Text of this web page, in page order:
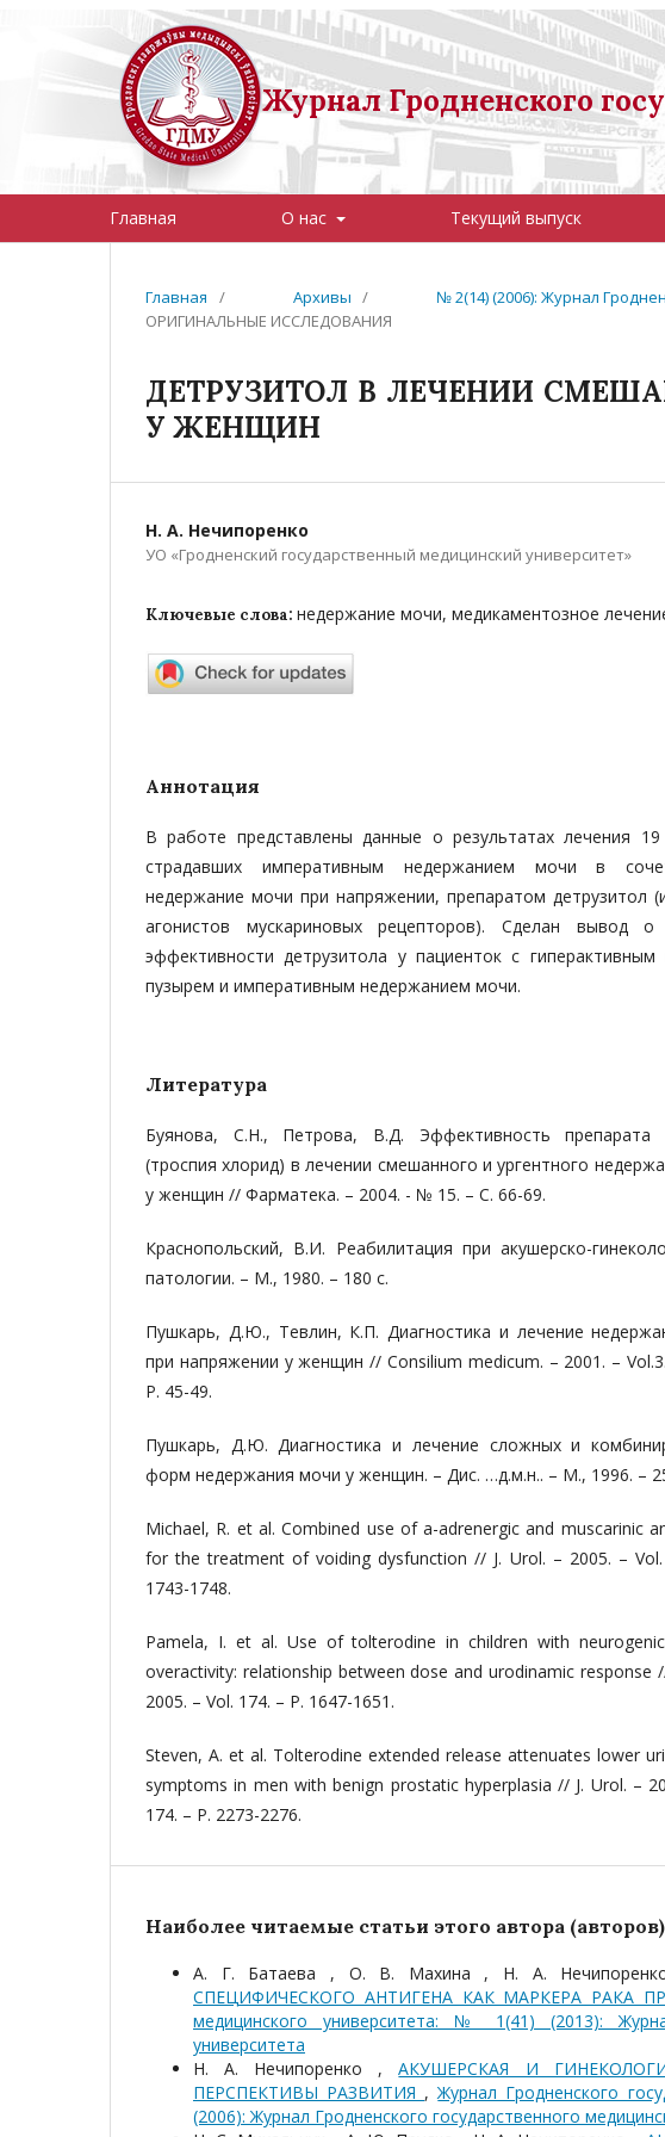
Журнал Гродненского
Главная О нас Текущий выпуск
Главная / Архивы / № 2(14) (2006): Журнал
ОРИГИНАЛЬНЫЕ ИССЛЕДОВАНИЯ
ДЕТРУЗИТОЛ В ЛЕЧЕНИИ
У ЖЕНЩИН
Н. А. Нечипоренко
УО «Гродненский государственный медицинский университет»
Ключевые слова: недержание мочи, медикаментозное
Аннотация
В работе представлены данные о результатах лечения
страдавших императивным недержанием мочи в
недержание мочи при напряжении, препаратом детрузитол
агонистов мускариновых рецепторов). Сделан вывод о
эффективности детрузитола у пациенток с
пузырем и императивным недержанием мочи.
Литература
Буянова, С.Н., Петрова, В.Д. Эффективность препарата
(троспия хлорид) в лечении смешанного и ургентного
у женщин // Фарматека. – 2004. - № 15. – С. 66-69.
Краснопольский, В.И. Реабилитация при акушерско-
патологии. – М., 1980. – 180 с.
Пушкарь, Д.Ю., Тевлин, К.П. Диагностика и лечение
при напряжении у женщин // Consilium medicum. – 2001. –
P. 45-49.
Пушкарь, Д.Ю. Диагностика и лечение сложных и
форм недержания мочи у женщин. – Дис. …д.м.н.. – М., 1996. –
Michael, R. et al. Combined use of a-adrenergic and muscarinic
for the treatment of voiding dysfunction // J. Urol. – 2005. –
1743-1748.
Pamela, I. et al. Use of tolterodine in children with
overactivity: relationship between dose and urodinamic response
2005. – Vol. 174. – P. 1647-1651.
Steven, A. et al. Tolterodine extended release attenuates lower
symptoms in men with benign prostatic hyperplasia // J. Urol. –
174. – P. 2273-2276.
Наиболее читаемые статьи этого автора (авторов)
А. Г. Батаева , О. В. Махина , Н. А.
СПЕЦИФИЧЕСКОГО АНТИГЕНА КАК МАРКЕРА РАКА
медицинского университета: № 1(41) (2013):
университета
Н. А. Нечипоренко ,АКУШЕРСКАЯ И
ПЕРСПЕКТИВЫ РАЗВИТИЯ ,Журнал Гродненского
(2006): Журнал Гродненского государственного